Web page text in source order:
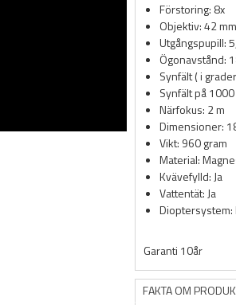
Förstoring: 8x
Objektiv: 42 mm
Utgångspupill:
Ögonavstånd:
Synfält ( i
Synfält på
Närfokus: 2 m
Dimensioner:
Vikt: 960 gram
Material:
Kvävefylld: Ja
Vattentät: Ja
Dioptersystem:
Garanti 10år
FAKTA OM